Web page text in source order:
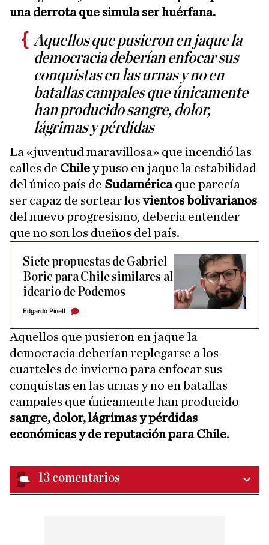
una derrota que simula ser huérfana.
Aquellos que pusieron en jaque la
democracia deberían enfocar sus
conquistas en las urnas y no en
batallas campales que únicamente
han producido sangre, dolor,
lágrimas y pérdidas
La «juventud maravillosa» que incendió las
calles de Chiley puso en jaque la estabilidad
del único país de Sudaméricaque parecía
ser capaz de sortear losvientos bolivarianos
del nuevo progresismo, debería entender
que no son los dueños del país.
Siete propuestas de Gabriel
Boric para Chile similares al
ideario de Podemos
Edgardo Pinell
Aquellos que pusieron en jaque la
democracia deberían replegarse a los
cuarteles de invierno para enfocar sus
conquistas en las urnas y no en batallas
campales que únicamente han producido
sangre, dolor, lágrimas y pérdidas
económicas y de reputación para Chile.
13 comentarios